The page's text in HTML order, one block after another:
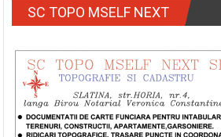
SC TOPO MSELF NEXT